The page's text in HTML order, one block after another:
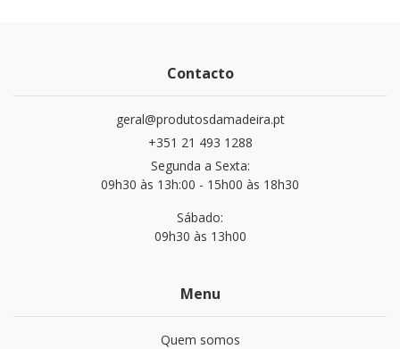
Contacto
geral@produtosdamadeira.pt
+351 21 493 1288
Segunda a Sexta:
09h30 às 13h:00 - 15h00 às 18h30
Sábado:
09h30 às 13h00
Menu
Quem somos